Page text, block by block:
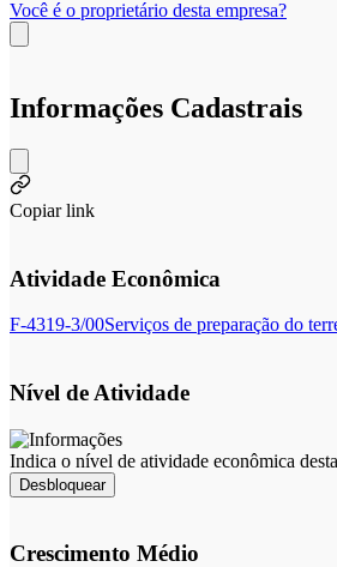
Você é o proprietário desta empresa?
Informações Cadastrais
Copiar link
Atividade Econômica
F-4319-3/00Serviços de preparação do
Nível de Atividade
Indica o nível de atividade econômica
Desbloquear
Crescimento Médio